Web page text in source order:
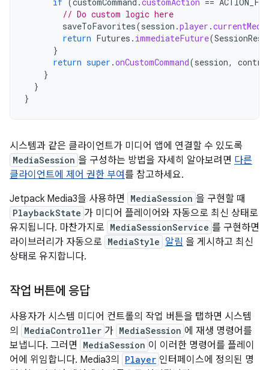
// Do custom logic here
saveToFavorites(session .player .
return Futures . immediateFuture(
}
return super .onCustomCommand(session,
}
}
}
시스템과 같은 클라이언트가 미디어 앱에 연결할 수 있도록
MediaSession 을 구성하는 방법을 자세히 알아보려면 다른
클라이언트에 제어 권한 부여를 참고하세요.
Jetpack Media3을 사용하면
MediaSession 을 구현할 때
PlaybackState 가 미디어 플레이어와 자동으로 최신 상태로
유지됩니다. 마찬가지로 MediaSessionService 를 구현하면
라이브러리가 자동으로 MediaStyle 알림 을 게시하고 최신
상태로 유지합니다.
작업 버튼에 응답
사용자가 시스템 미디어 컨트롤의 작업 버튼을 탭하면 시스템
의
MediaController 가 MediaSession 에 재생 명령어를
보냅니다. 그러면
MediaSession 이 이러한 명령어를 플레이
어에 위임합니다. Media3의
Player 인터페이스에 정의된 명